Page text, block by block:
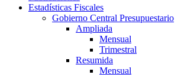
Estadísticas Fiscales
Gobierno Central Presupuestario
Ampliada
Mensual
Trimestral
Resumida
Mensual